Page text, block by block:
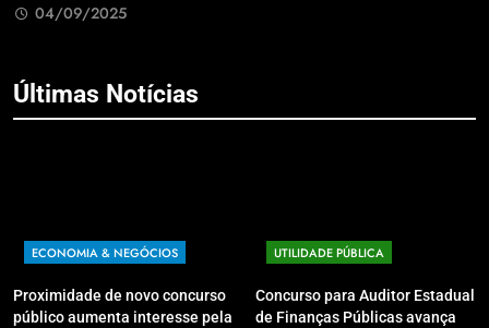
04/09/2025
Últimas Notícias
ECONOMIA & NEGÓCIOS
Proximidade de novo concurso
público aumenta interesse pela
UTILIDADE PÚBLICA
Concurso para Auditor Estadual
de Finanças Públicas avança